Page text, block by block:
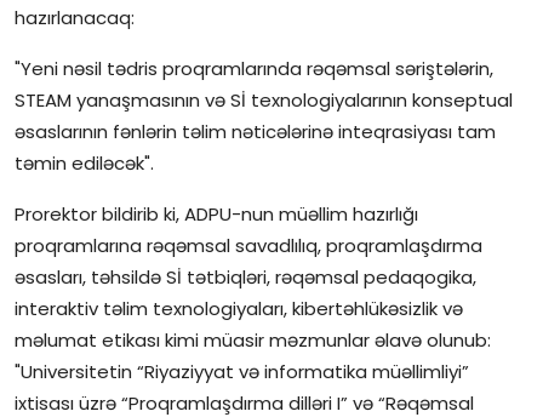
hazırlanacaq:
"Yeni nəsil tədris proqramlarında rəqəmsal səriştələrin,
STEAM yanaşmasının və Sİ texnologiyalarının konseptual
əsaslarının fənlərin təlim nəticələrinə inteqrasiyası tam
təmin ediləcək".
Prorektor bildirib ki, ADPU-nun müəllim hazırlığı
proqramlarına rəqəmsal savadlılıq, proqramlaşdırma
əsasları, təhsildə Sİ tətbiqləri, rəqəmsal pedaqogika,
interaktiv təlim texnologiyaları, kibertəhlükəsizlik və
məlumat etikası kimi müasir məzmunlar əlavə olunub:
"Universitetin “Riyaziyyat və informatika müəllimliyi”
ixtisası üzrə “Proqramlaşdırma dilləri I” və “Rəqəmsal